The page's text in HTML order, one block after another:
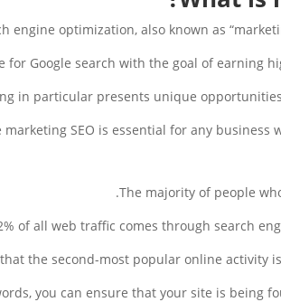
engine optimization, also known as
for Google search with the goal of earning
in particular presents unique
SEO is essential for any business
The majority of people
of all web traffic comes through search
the second-most popular online activity
you can ensure that your site is being